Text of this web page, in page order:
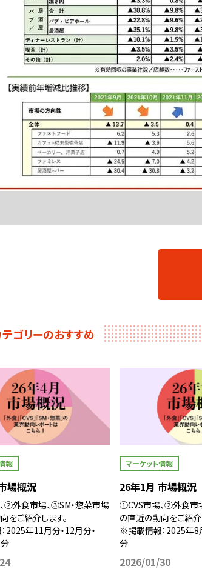
ゴリーのおすすめ
報
場概況
②外食市場、③SM・惣菜市場
をご紹介します。
2025年11月分・12月分・
マーケット情報
26年1月 市場概況
①CVS市場、②外食市
の直近の動向をご紹介
※掲載情報：2025年8
分
2026/01/30